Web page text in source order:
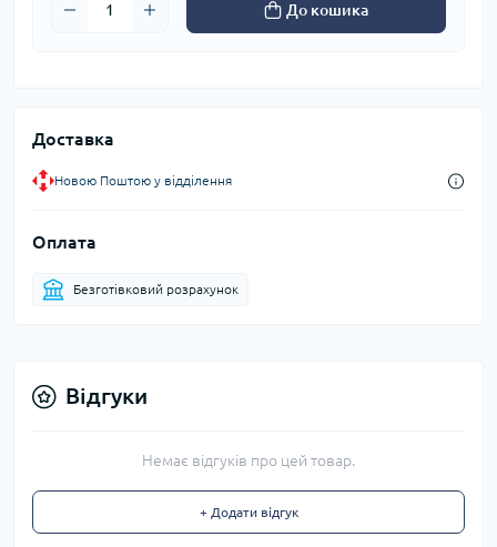
До кошика
Доставка
Новою Поштою у відділення
Оплата
Безготівковий розрахунок
Відгуки
Немає відгуків про цей товар.
+ Додати відгук